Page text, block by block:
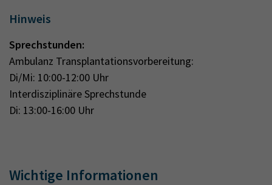
Hinweis
Sprechstunden:
Ambulanz Transplantationsvorbereitung:
Di/Mi: 10:00-12:00 Uhr
Interdisziplinäre Sprechstunde
Di: 13:00-16:00 Uhr
Wichtige Informationen